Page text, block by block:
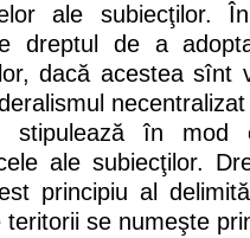
ale subiecţilor.
dreptul de a
dacă acestea sînt
stipulează în mod
ale subiecţilor.
principiu al
teritorii se numeşte